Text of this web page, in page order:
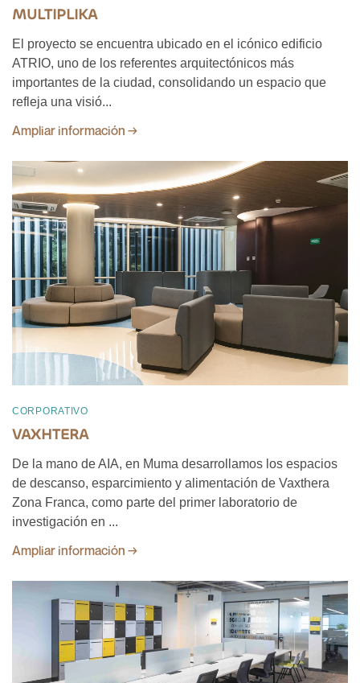
MULTIPLIKA
El proyecto se encuentra ubicado en el icónico edificio
ATRIO, uno de los referentes arquitectónicos más
importantes de la ciudad, consolidando un espacio que
refleja una visió...
Ampliar información →
CORPORATIVO
VAXHTERA
De la mano de AIA, en Muma desarrollamos los espacios
de descanso, esparcimiento y alimentación de Vaxthera
Zona Franca, como parte del primer laboratorio de
investigación en ...
Ampliar información →